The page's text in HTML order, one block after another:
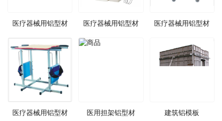
医疗器械用铝型材 医疗器械用铝型材 医疗器械用铝型材
医疗器械用铝型材 医用担架铝型材 建筑铝模板